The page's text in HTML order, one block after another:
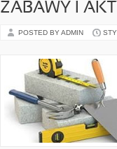
ZABAWY I
POSTED BY ADMIN